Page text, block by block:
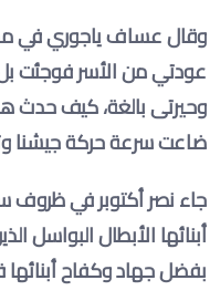
وقال عساف ياجوري في
عودتي من الأسر فوجئت بل
وحيرتى بالغة، كيف حدث
ضاعت سرعة حركة جيشنا
جاء نصر أكتوبر في ظروف
أبنائها الأبطال البواسل
بفضل جهاد وكفاح